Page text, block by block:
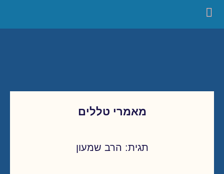
מאמרי טללים
תגית: הרב שמעון